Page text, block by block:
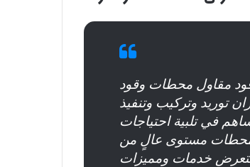
مقاول محطات وقود
توريد وتركيب وتنفيذ
في تلبية احتياجات
مستوى عالٍ من
خدمات ومميزات